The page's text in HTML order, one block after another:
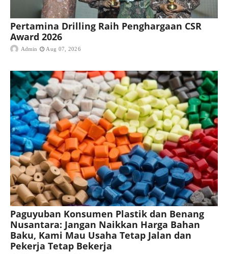
Pertamina Drilling Raih Penghargaan CSR
Award 2026
Admin Aug 07, 2026
Paguyuban Konsumen Plastik dan Benang
Nusantara: Jangan Naikkan Harga Bahan
Baku, Kami Mau Usaha Tetap Jalan dan
Pekerja Tetap Bekerja